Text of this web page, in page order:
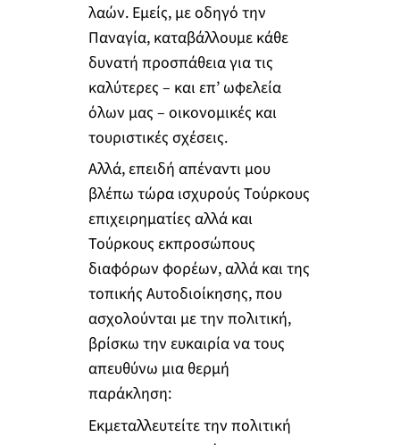
λαών. Εμείς, με οδηγό την
Παναγία, καταβάλλουμε κάθε
δυνατή προσπάθεια για τις
καλύτερες – και επ’ ωφελεία
όλων μας – οικονομικές και
τουριστικές σχέσεις.
Αλλά, επειδή απέναντι μου
βλέπω τώρα ισχυρούς Τούρκους
επιχειρηματίες αλλά και
Τούρκους εκπροσώπους
διαφόρων φορέων, αλλά και της
τοπικής Αυτοδιοίκησης, που
ασχολούνται με την πολιτική,
βρίσκω την ευκαιρία να τους
απευθύνω μια θερμή
παράκληση:
Εκμεταλλευτείτε την πολιτική